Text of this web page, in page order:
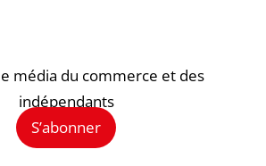
média du commerce et des
indépendants
S’abonner